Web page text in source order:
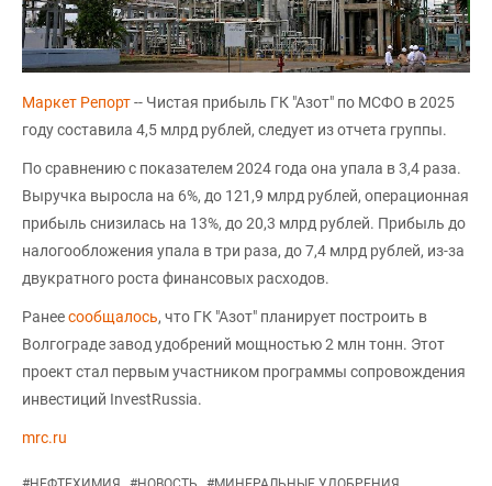
Маркет Репорт-- Чистая прибыль ГК "Азот" по МСФО в 2025
году составила 4,5 млрд рублей, следует из отчета группы.
По сравнению с показателем 2024 года она упала в 3,4 раза.
Выручка выросла на 6%, до 121,9 млрд рублей, операционная
прибыль снизилась на 13%, до 20,3 млрд рублей. Прибыль до
налогообложения упала в три раза, до 7,4 млрд рублей, из-за
двукратного роста финансовых расходов.
Ранеесообщалось, что ГК "Азот" планирует построить в
Волгограде завод удобрений мощностью 2 млн тонн. Этот
проект стал первым участником программы сопровождения
инвестиций InvestRussia.
mrc.ru